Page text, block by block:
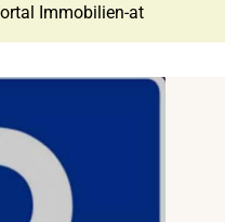
Immobilien-at